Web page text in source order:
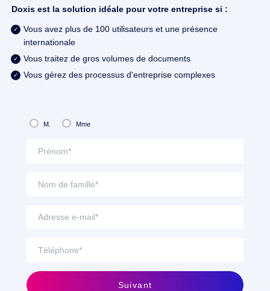
Doxis est la solution idéale pour votre entreprise si :
Vous avez plus de 100 utilisateurs et une présence
internationale
Vous traitez de gros volumes de documents
Vous gérez des processus d'entreprise complexes
M. Mme
Suivant